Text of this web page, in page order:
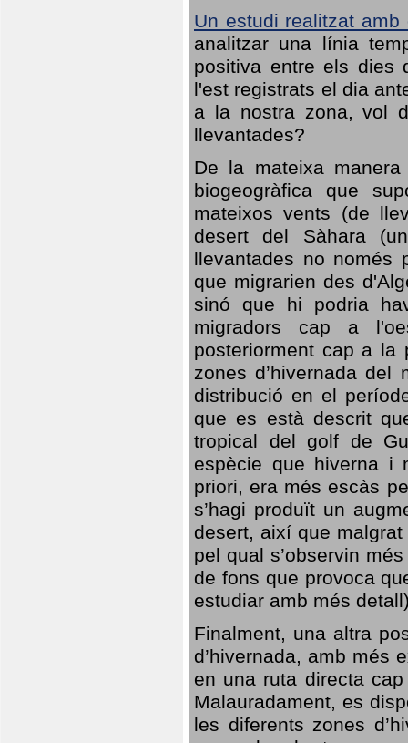
Un estudi realitzat amb
analitzar una línia
positiva entre els dies
l'est registrats el dia
a la nostra zona, vol
llevantades?
De la mateixa
biogeogràfica que
mateixos vents (de
desert del Sàhara
llevantades no només
que migrarien des
sinó que hi podria
migradors cap a
posteriorment cap a la
zones d’hivernada
distribució en el
que es està descrit
tropical del golf de
espècie que hiverna i
priori, era més escàs
s’hagi produït un
desert, així que
pel qual s’observin
de fons que provoca
estudiar amb més
Finalment, una altra
d’hivernada, amb més
en una ruta directa
Malauradament, es
les diferents zones